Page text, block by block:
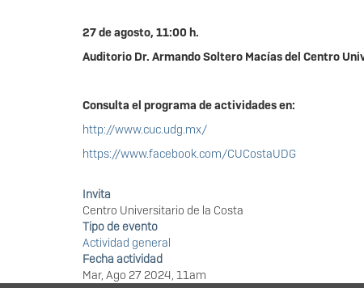
27 de agosto, 11:00 h.
Auditorio Dr. Armando Soltero Macías del Centro
Consulta el programa de actividades en:
http://www.cuc.udg.mx/
https://www.facebook.com/CUCostaUDG
Invita
Centro Universitario de la Costa
Tipo de evento
Actividad general
Fecha actividad
Mar, Ago 27 2024, 11am